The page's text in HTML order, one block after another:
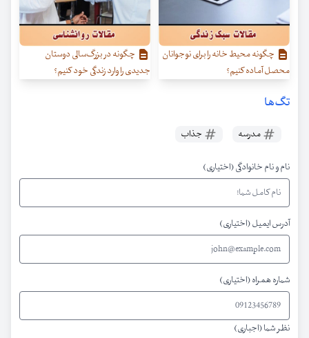
چگونه محیط خانه را برای نوجوانان
محصل آماده کنیم؟
چگونه در بزرگ‌سالی دوستان
جدیدی را وارد زندگی خود کنیم؟
تگ‌ها
مدرسه جذاب
نام و نام خانوادگی (اختیاری)
آدرس ایمیل (اختیاری)
شماره همراه (اختیاری)
نظر شما (اجباری)